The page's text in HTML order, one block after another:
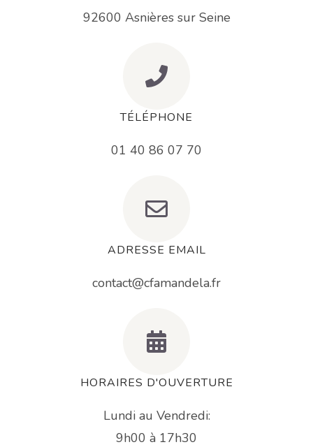
92600 Asnières sur Seine
TÉLÉPHONE
01 40 86 07 70
ADRESSE EMAIL
contact@cfamandela.fr
HORAIRES D'OUVERTURE
Lundi au Vendredi:
9h00 à 17h30